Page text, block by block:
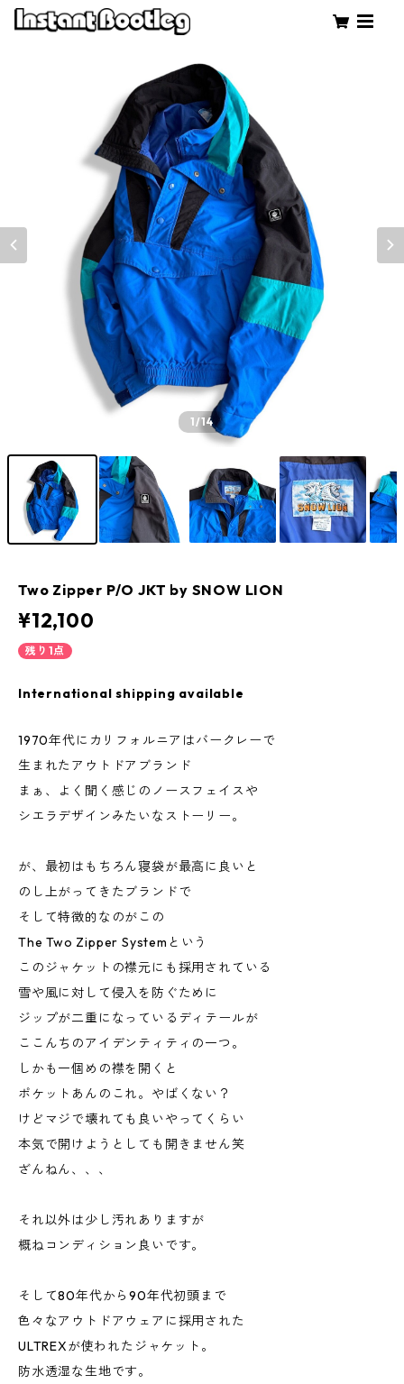
1/14
Two Zipper P/O JKT by SNOW LION
¥12,100
残り1点
International shipping available
1970年代にカリフォルニアはバークレーで
生まれたアウトドアブランド
まぁ、よく聞く感じのノースフェイスや
シエラデザインみたいなストーリー。
が、最初はもちろん寝袋が最高に良いと
のし上がってきたブランドで
そして特徴的なのがこの
The Two Zipper Systemという
このジャケットの襟元にも採用されている
雪や風に対して侵入を防ぐために
ジップが二重になっているディテールが
ここんちのアイデンティティの一つ。
しかも一個めの襟を開くと
ポケットあんのこれ。やばくない？
けどマジで壊れても良いやってくらい
本気で開けようとしても開きません笑
ざんねん、、、
それ以外は少し汚れありますが
概ねコンディション良いです。
そして80年代から90年代初頭まで
色々なアウトドアウェアに採用された
ULTREXが使われたジャケット。
防水透湿な生地です。